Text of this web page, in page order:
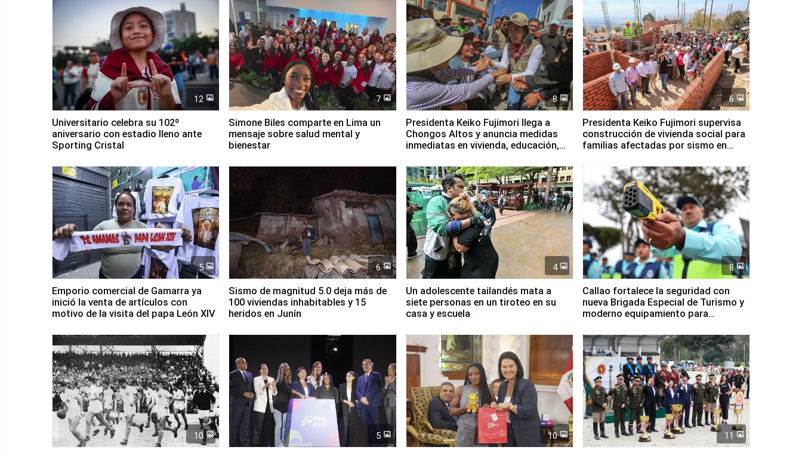
12
Universitario celebra su 102º
aniversario con estadio lleno ante
Sporting Cristal
7
Simone Biles comparte en Lima un
mensaje sobre salud mental y
bienestar
8
Presidenta Keiko Fujimori llega a
Chongos Altos y anuncia medidas
inmediatas en vivienda, educación,
6
Presidenta Keiko Fujimori supervisa
construcción de vivienda social para
familias afectadas por sismo en
5
Emporio comercial de Gamarra ya
inició la venta de artículos con
motivo de la visita del papa León XIV
6
Sismo de magnitud 5.0 deja más de
100 viviendas inhabitables y 15
heridos en Junín
4
Un adolescente tailandés mata a
siete personas en un tiroteo en su
casa y escuela
8
Callao fortalece la seguridad con
nueva Brigada Especial de Turismo y
moderno equipamiento para
10 5 10 11